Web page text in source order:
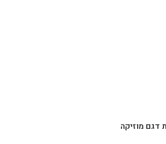
דגם מוזיקה